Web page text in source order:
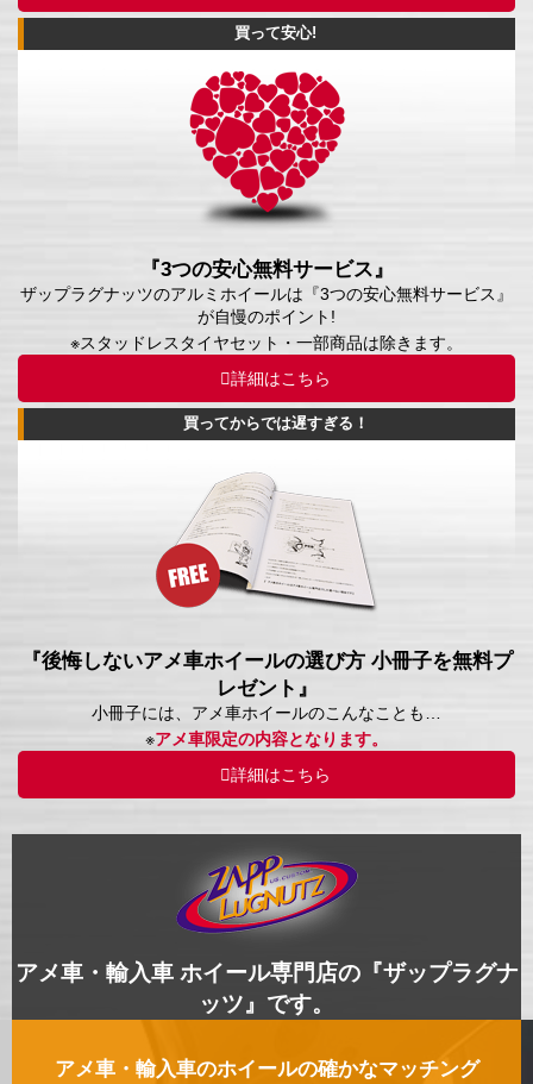
買って安心!
『3つの安心無料サービス』
ザップラグナッツのアルミホイールは『3つの安心無料サービス』
が自慢のポイント!
※スタッドレスタイヤセット・一部商品は除きます。
詳細はこちら
買ってからでは遅すぎる！
『後悔しないアメ車ホイールの選び方 小冊子を無料プ
レゼント』
小冊子には、アメ車ホイールのこんなことも…
※アメ車限定の内容となります。
詳細はこちら
アメ車・輸入車 ホイール専門店の『ザップラグナ
ッツ』です。
アメ車・輸入車のホイールの確かなマッチング